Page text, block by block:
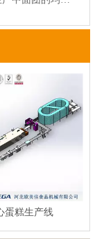
蛋糕生产线